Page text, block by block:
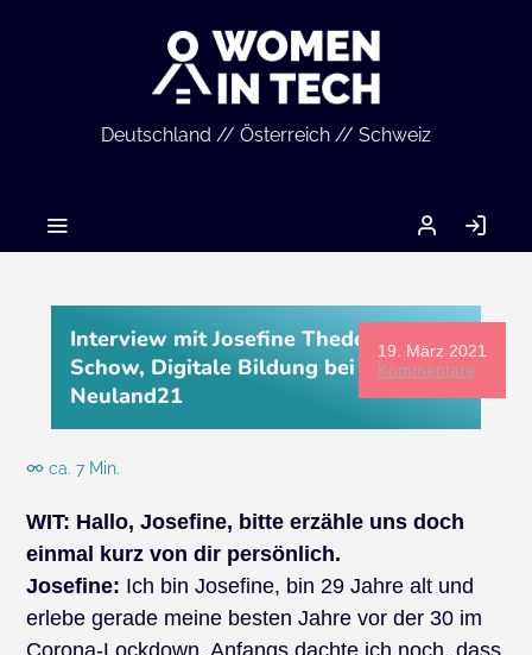
Deutschland // Österreich // Schweiz
MEIN
ACCOUNT
19. März 2021
Kommentare
Interview mit Josefine Theden-
Schow, Digitale Bildung bei
Neuland21
ca. 7 Min.
WIT: Hallo, Josefine, bitte erzähle uns doch
einmal kurz von dir persönlich.
Josefine: Ich bin Josefine, bin 29 Jahre alt und
erlebe gerade meine besten Jahre vor der 30 im